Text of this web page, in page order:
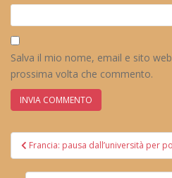
Salva il mio nome, email e sito
prossima volta che commento.
Navigazione
articoli
Francia: pausa dall’università per